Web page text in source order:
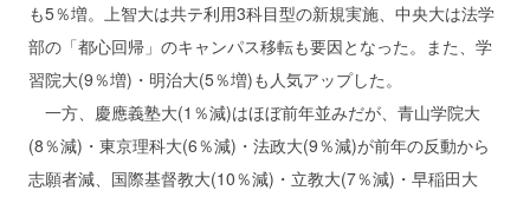
も5％増。上智大は共テ利用3科目型の新規実施、中央大は法学
部の「都心回帰」のキャンパス移転も要因となった。また、学
習院大(9％増)・明治大(5％増)も人気アップした。
一方、慶應義塾大(1％減)はほぼ前年並みだが、青山学院大
(8％減)・東京理科大(6％減)・法政大(9％減)が前年の反動から
志願者減、国際基督教大(10％減)・立教大(7％減)・早稲田大